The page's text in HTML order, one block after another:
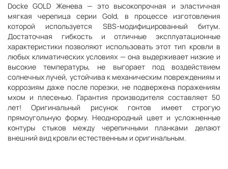
Docke GOLD Женева — это высокопрочная и эластичная
мягкая черепица серии Gold, в процессе изготовления
которой используется SBS-модифицированный битум.
Достаточная гибкость и отличные эксплуатационные
характеристики позволяют использовать этот тип кровли в
любых климатических условиях — она выдерживает низкие и
высокие температуры, не выгорает под воздействием
солнечных лучей, устойчива к механическим повреждениям и
коррозиям даже после порезки, не подвержена поражениям
мхом и плесенью. Гарантия производителя составляет 50
лет! Оригинальный рисунок гонтов имеет строгую
прямоугольную форму. Неоднородный цвет и усложненные
контуры стыков между черепичными планками делают
внешний вид кровли естественным и оригинальным.